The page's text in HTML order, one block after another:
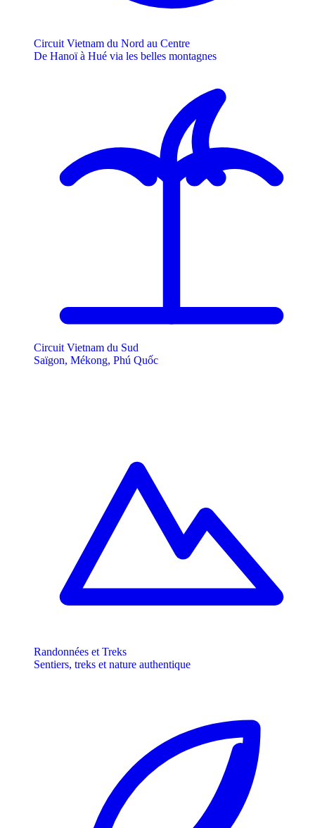
Circuit Vietnam du Nord au Centre
De Hanoï à Hué via les belles montagnes
Circuit Vietnam du Sud
Saïgon, Mékong, Phú Quốc
Randonnées et Treks
Sentiers, treks et nature authentique